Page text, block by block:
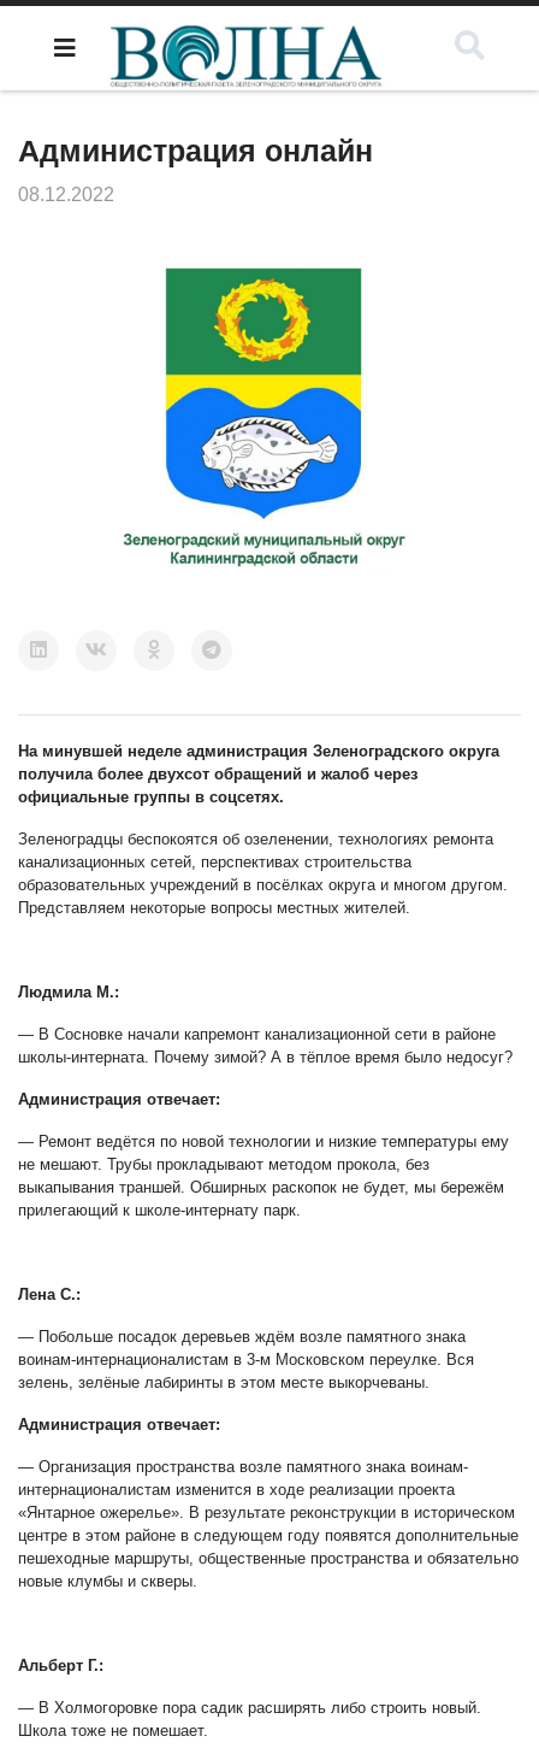
Администрация онлайн
08.12.2022
На минувшей неделе администрация Зеленоградского округа
получила более двухсот обращений и жалоб через
официальные группы в соцсетях.
Зеленоградцы беспокоятся об озеленении, технологиях ремонта
канализационных сетей, перспективах строительства
образовательных учреждений в посёлках округа и многом другом.
Представляем некоторые вопросы местных жителей.
Людмила М.:
— В Сосновке начали капремонт канализационной сети в районе
школы-интерната. Почему зимой? А в тёплое время было недосуг?
Администрация отвечает:
— Ремонт ведётся по новой технологии и низкие температуры ему
не мешают. Трубы прокладывают методом прокола, без
выкапывания траншей. Обширных раскопок не будет, мы бережём
прилегающий к школе-интернату парк.
Лена С.:
— Побольше посадок деревьев ждём возле памятного знака
воинам-интернационалистам в 3-м Московском переулке. Вся
зелень, зелёные лабиринты в этом месте выкорчеваны.
Администрация отвечает:
— Организация пространства возле памятного знака воинам-
интернационалистам изменится в ходе реализации проекта
«Янтарное ожерелье». В результате реконструкции в историческом
центре в этом районе в следующем году появятся дополнительные
пешеходные маршруты, общественные пространства и обязательно
новые клумбы и скверы.
Альберт Г.:
— В Холмогоровке пора садик расширять либо строить новый.
Школа тоже не помешает.